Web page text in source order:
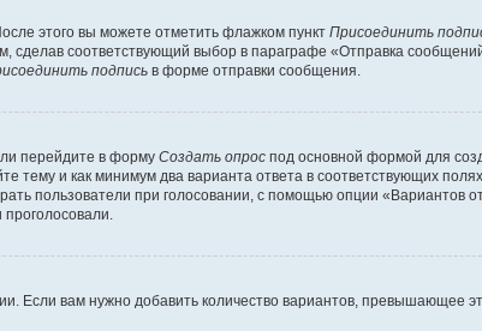
этого вы можете отметить флажком пункт Присоединить
соответствующий выбор в параграфе «Отправка
подпись в форме отправки сообщения.
перейдите в форму Создать опрос под основной формой для
и как минимум два варианта ответа в соответствующих
пользователи при голосовании, с помощью опции «Вариантов
Если вам нужно добавить количество вариантов, превышающее